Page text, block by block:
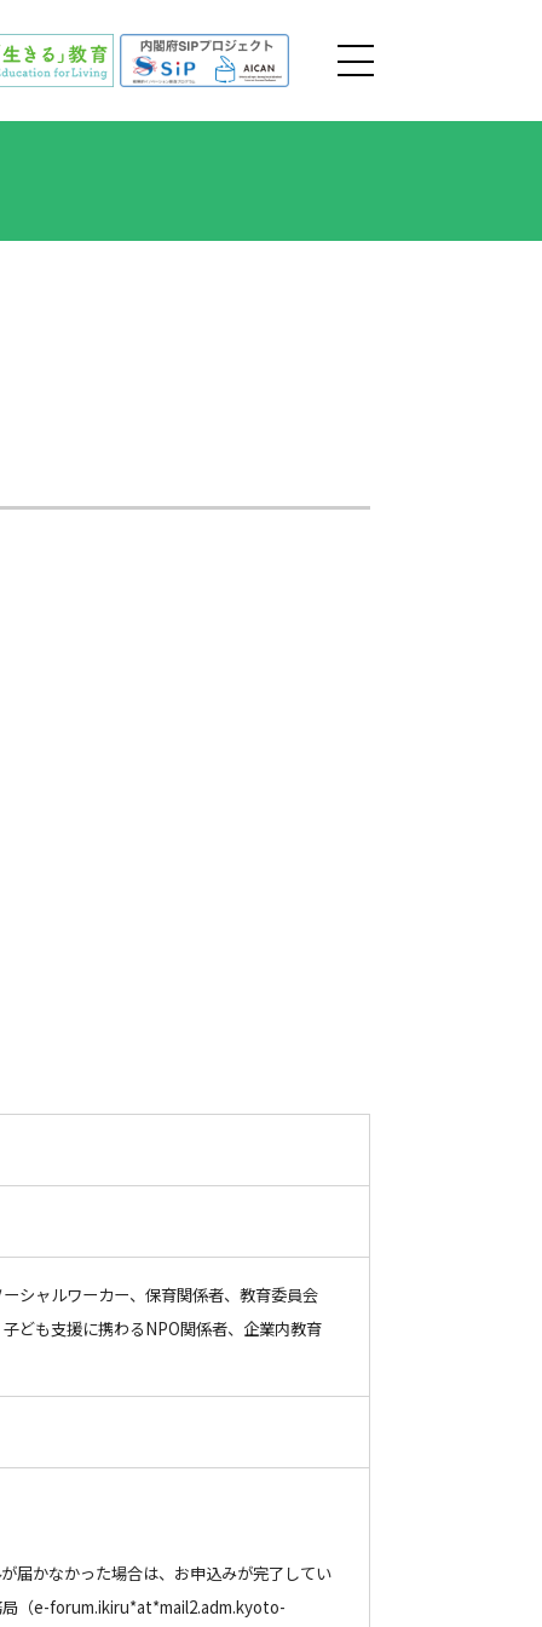
シャルワーカー、保育関係者、教育委員会
ども支援に携わるNPO関係者、企業内教育
届かなかった場合は、お申込みが完了してい
局（e-forum.ikiru*at*mail2.adm.kyoto-